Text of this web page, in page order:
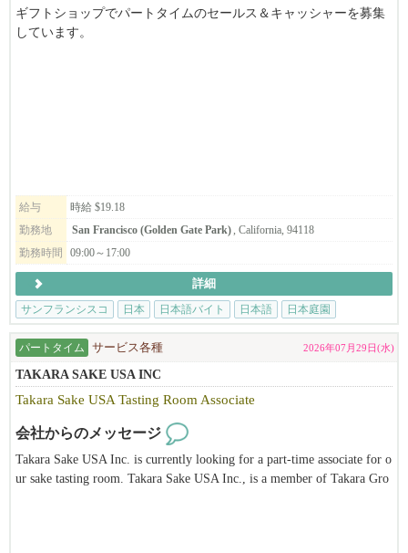
出来る限りスムーズに赴任出来るよう手助けするので、まずはお
気軽にご相談ください。
していける方に来て頂けると嬉しいです!
*応募の際は、必ず履歴書の送付を宜しくお願い致します。（日本
語/英語どちらでもOKです）
ご応募いただいた内容を確認のうえ、選考にお進みいただく場合
のみ、5日以内に弊社よりご連絡いたします。
見送らせていただいたものとしてご了承ください。
【赴任までのプロセス】
2.Zoom及び対面での面接 (2~3回）
ギフトショップでパートタイムのセールス＆キャッシャーを募集
しています。
＝＝＝＝
We are hiring part time sales and cashier at The Japanese Tea Garden's gi
ft shop.
The Japanese Tea Garden provides visitors from around the world with a
n opportunity to experience the natural beauty, tranquility and harmony
of a Japanese-style garden in the heart of San Francisco’s Golden Gate P
ark.
Originally created as a “Japanese Village”
給与
時給 $19.18
勤務地
San Francisco (Golden Gate Park), California, 94118
勤務時間
09:00～17:00
詳細
サンフランシスコ
日本 日本語バイト 日本語 日本庭園
パートタイム サービス各種 2026年07月29日(水)
TAKARA SAKE USA INC
Takara Sake USA Tasting Room Associate
会社からのメッセージ
Takara Sake USA Inc. is currently looking for a part-time associate for o
ur sake tasting room. Takara Sake USA Inc., is a member of Takara Gro